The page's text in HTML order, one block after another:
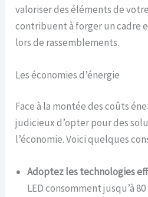
valoriser des éléments de
contribuent à forger un cadre
lors de rassemblements.
Les économies d’énergie
Face à la montée des coûts
judicieux d’opter pour des
l’économie. Voici quelques
Adoptez les technologies
LED consomment jusqu’à